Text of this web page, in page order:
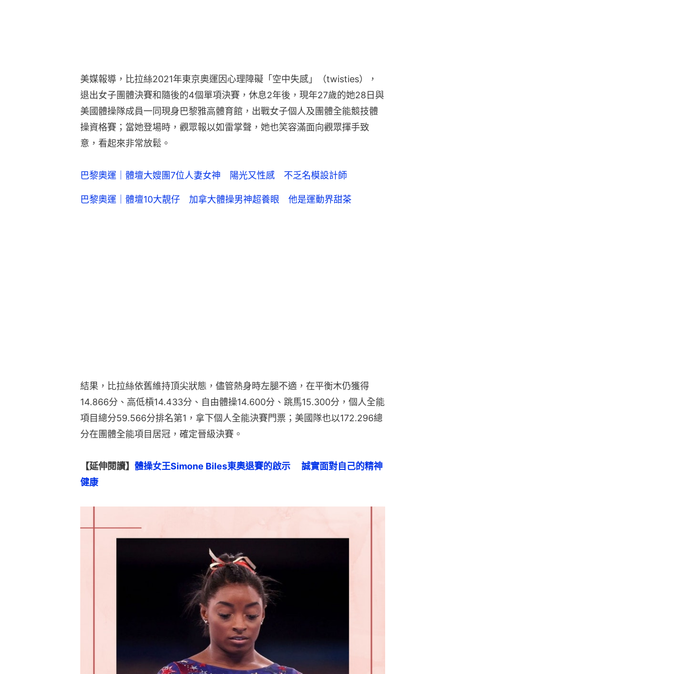
美媒報導，比拉絲2021年東京奧運因心理障礙「空中失感」（twisties），
退出女子團體決賽和隨後的4個單項決賽，休息2年後，現年27歲的她28日與
美國體操隊成員一同現身巴黎雅高體育館，出戰女子個人及團體全能競技體
操資格賽；當她登場時，觀眾報以如雷掌聲，她也笑容滿面向觀眾揮手致
意，看起來非常放鬆。
巴黎奧運｜體壇大嫂團7位人妻女神 陽光又性感 不乏名模設計師
巴黎奧運｜體壇10大靚仔 加拿大體操男神超養眼 他是運動界甜茶
結果，比拉絲依舊維持頂尖狀態，儘管熱身時左腿不適，在平衡木仍獲得
14.866分、高低槓14.433分、自由體操14.600分、跳馬15.300分，個人全能
項目總分59.566分排名第1，拿下個人全能決賽門票；美國隊也以172.296總
分在團體全能項目居冠，確定晉級決賽。
【延伸閱讀】 體操女王Simone Biles東奧退賽的啟示 　誠實面對自己的精神
健康